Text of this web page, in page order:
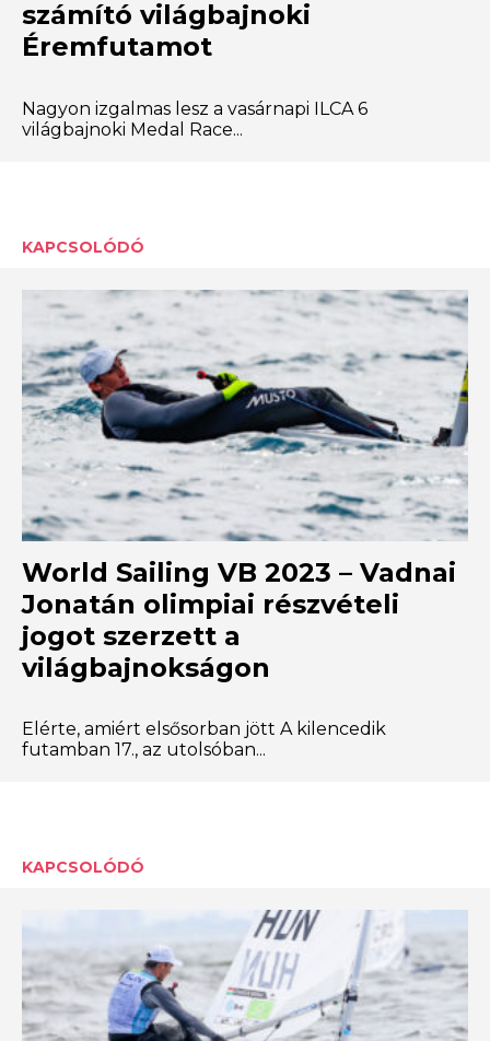
számító világbajnoki
Éremfutamot
Nagyon izgalmas lesz a vasárnapi ILCA 6
világbajnoki Medal Race...
KAPCSOLÓDÓ
World Sailing VB 2023 – Vadnai
Jonatán olimpiai részvételi
jogot szerzett a
világbajnokságon
Elérte, amiért elsősorban jött A kilencedik
futamban 17., az utolsóban...
KAPCSOLÓDÓ